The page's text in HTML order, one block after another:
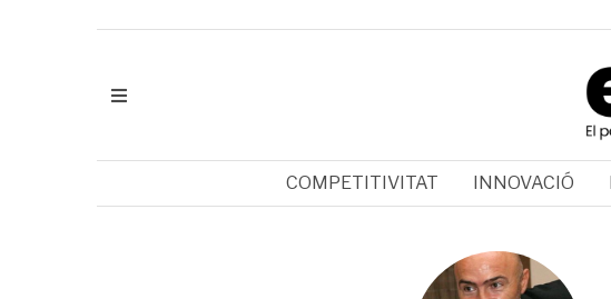
COMPETITIVITAT INNOVACIÓ